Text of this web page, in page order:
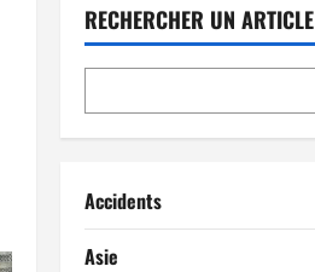
RECHERCHER UN ARTICLE
Accidents
Asie